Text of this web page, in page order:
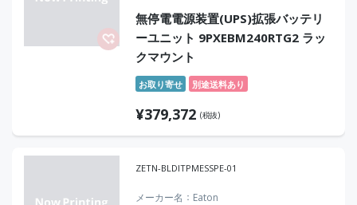
無停電電源装置(UPS)拡張バッテリ
ーユニット 9PXEBM240RTG2 ラッ
クマウント
お取り寄せ 別途送料あり
¥379,372 (税抜)
ZETN-BLDITPMESSPE-01
メーカー名 Eaton